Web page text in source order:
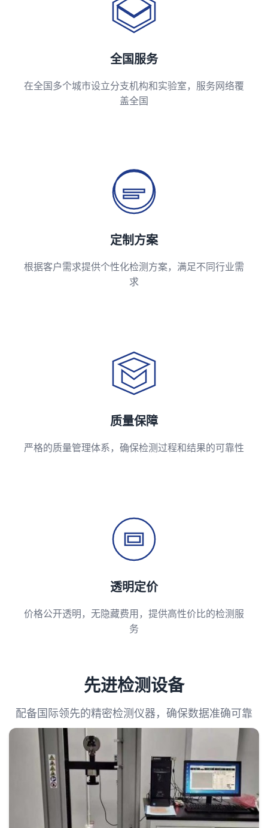
全国服务
在全国多个城市设立分支机构和实验室，服务网络覆
盖全国
定制方案
根据客户需求提供个性化检测方案，满足不同行业需
求
质量保障
严格的质量管理体系，确保检测过程和结果的可靠性
透明定价
价格公开透明，无隐藏费用，提供高性价比的检测服
务
先进检测设备
配备国际领先的精密检测仪器，确保数据准确可靠